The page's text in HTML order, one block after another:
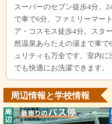
スーパーのセブン徒歩4分。
で車で6分。ファミリーマー
ア・コスモス徒歩4分。スタ
然温泉あらたえの湯まで車
ュリティも万全です。室内
でも快適にお洗濯できます。
周辺情報と学校情報